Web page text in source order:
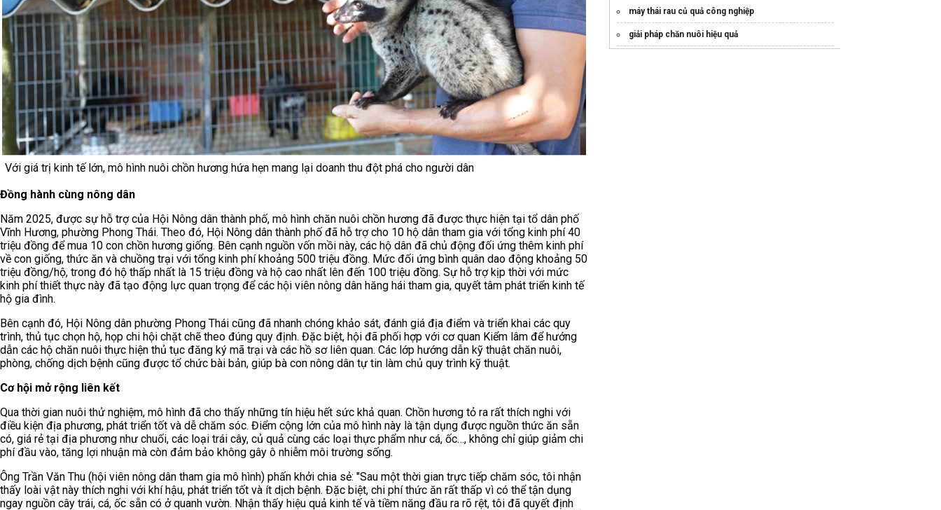
Với giá trị kinh tế lớn, mô hình nuôi chồn hương hứa hẹn mang lại doanh thu đột phá cho người dân
Đồng hành cùng nông dân
Năm 2025, được sự hỗ trợ của Hội Nông dân thành phố, mô hình chăn nuôi chồn hương đã được thực hiện tại tổ dân phố
Vĩnh Hương, phường Phong Thái. Theo đó, Hội Nông dân thành phố đã hỗ trợ cho 10 hộ dân tham gia với tổng kinh phí 40
triệu đồng để mua 10 con chồn hương giống. Bên cạnh nguồn vốn mồi này, các hộ dân đã chủ động đối ứng thêm kinh phí
về con giống, thức ăn và chuồng trại với tổng kinh phí khoảng 500 triệu đồng. Mức đối ứng bình quân dao động khoảng 50
triệu đồng/hộ, trong đó hộ thấp nhất là 15 triệu đồng và hộ cao nhất lên đến 100 triệu đồng. Sự hỗ trợ kịp thời với mức
kinh phí thiết thực này đã tạo động lực quan trọng để các hội viên nông dân hăng hái tham gia, quyết tâm phát triển kinh tế
hộ gia đình.
Bên cạnh đó, Hội Nông dân phường Phong Thái cũng đã nhanh chóng khảo sát, đánh giá địa điểm và triển khai các quy
trình, thủ tục chọn hộ, họp chi hội chặt chẽ theo đúng quy định. Đặc biệt, hội đã phối hợp với cơ quan Kiểm lâm để hướng
dẫn các hộ chăn nuôi thực hiện thủ tục đăng ký mã trại và các hồ sơ liên quan. Các lớp hướng dẫn kỹ thuật chăn nuôi,
phòng, chống dịch bệnh cũng được tổ chức bài bản, giúp bà con nông dân tự tin làm chủ quy trình kỹ thuật.
Cơ hội mở rộng liên kết
Qua thời gian nuôi thử nghiệm, mô hình đã cho thấy những tín hiệu hết sức khả quan. Chồn hương tỏ ra rất thích nghi với
điều kiện địa phương, phát triển tốt và dễ chăm sóc. Điểm cộng lớn của mô hình này là tận dụng được nguồn thức ăn sẵn
có, giá rẻ tại địa phương như chuối, các loại trái cây, củ quả cùng các loại thực phẩm như cá, ốc…, không chỉ giúp giảm chi
phí đầu vào, tăng lợi nhuận mà còn đảm bảo không gây ô nhiễm môi trường sống.
Ông Trần Văn Thu (hội viên nông dân tham gia mô hình) phấn khởi chia sẻ: "Sau một thời gian trực tiếp chăm sóc, tôi nhận
thấy loài vật này thích nghi với khí hậu, phát triển tốt và ít dịch bệnh. Đặc biệt, chi phí thức ăn rất thấp vì có thể tận dụng
ngay nguồn cây trái, cá, ốc sẵn có ở quanh vườn. Nhận thấy hiệu quả kinh tế và tiềm năng đầu ra rõ rệt, tôi đã quyết định
máy thái rau củ quả công nghiệp
giải pháp chăn nuôi hiệu quả